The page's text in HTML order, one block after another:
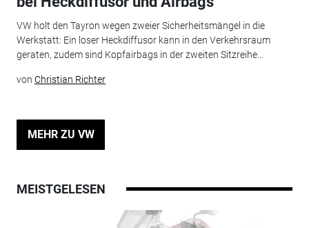
VW holt den Tayron wegen zweier Sicherheitsmängel in die
Werkstatt: Ein loser Heckdiffusor kann in den Verkehrsraum
geraten, zudem sind Kopfairbags in der zweiten Sitzreihe...
von Christian Richter
MEHR ZU VW
MEISTGELESEN